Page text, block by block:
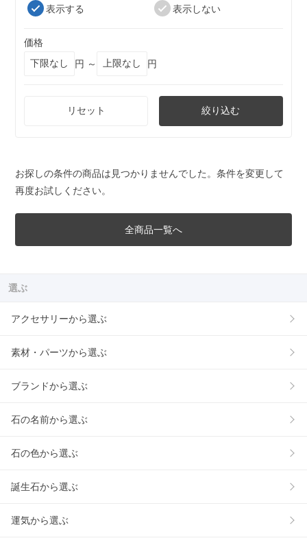
表示する
表示しない
価格
円 ～
円
リセット 絞り込む
お探しの条件の商品は見つかりませんでした。条件を変更して
再度お試しください。
全商品一覧へ
選ぶ
アクセサリーから選ぶ
素材・パーツから選ぶ
ブランドから選ぶ
石の名前から選ぶ
石の色から選ぶ
誕生石から選ぶ
運気から選ぶ